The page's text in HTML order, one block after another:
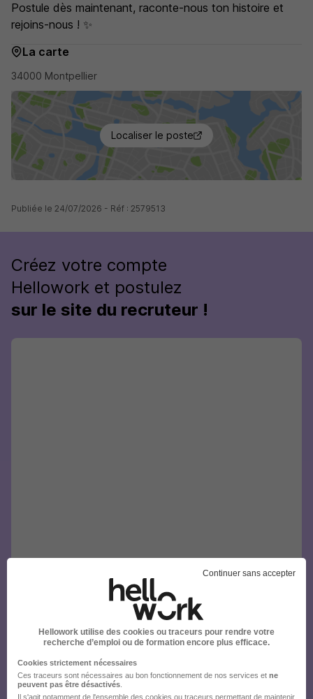
Postule dès maintenant, raconte-nous ton histoire et
rejoins-nous ! ✨
La carte
34000 Montpellier
Localiser le poste
Publiée le 24/07/2026 - Réf : 2579513
Créez votre compte
Hellowork et postulez
sur le site du recruteur !
Continuer sans accepter
Hellowork utilise des cookies ou traceurs pour rendre votre
recherche d’emploi ou de formation encore plus efficace.
Cookies strictement nécessaires
Ces traceurs sont nécessaires au bon fonctionnement de nos services et ne
peuvent pas être désactivés
Il s'agit notamment de l'ensemble des cookies ou traceurs permettant de maintenir